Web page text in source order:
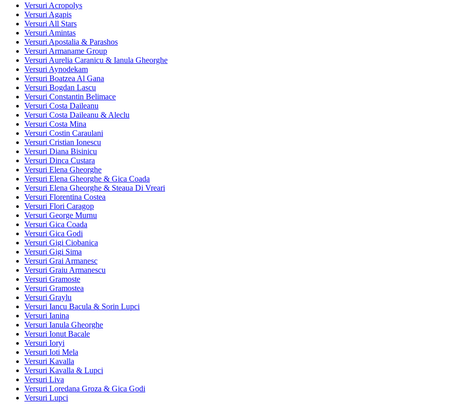
Versuri Acropolys
Versuri Agapis
Versuri All Stars
Versuri Amintas
Versuri Apostalia & Parashos
Versuri Armaname Group
Versuri Aurelia Caranicu & Ianula Gheorghe
Versuri Aynodekam
Versuri Boatzea Al Gana
Versuri Bogdan Lascu
Versuri Constantin Belimace
Versuri Costa Daileanu
Versuri Costa Daileanu & Aleclu
Versuri Costa Mina
Versuri Costin Caraulani
Versuri Cristian Ionescu
Versuri Diana Bisinicu
Versuri Dinca Custara
Versuri Elena Gheorghe
Versuri Elena Gheorghe & Gica Coada
Versuri Elena Gheorghe & Steaua Di Vreari
Versuri Florentina Costea
Versuri Flori Caragop
Versuri George Murnu
Versuri Gica Coada
Versuri Gica Godi
Versuri Gigi Ciobanica
Versuri Gigi Sima
Versuri Grai Armanesc
Versuri Graiu Armanescu
Versuri Gramoste
Versuri Gramostea
Versuri Graylu
Versuri Iancu Bacula & Sorin Lupci
Versuri Ianina
Versuri Ianula Gheorghe
Versuri Ionut Bacale
Versuri Ioryi
Versuri Ioti Mela
Versuri Kavalla
Versuri Kavalla & Lupci
Versuri Liva
Versuri Loredana Groza & Gica Godi
Versuri Lupci